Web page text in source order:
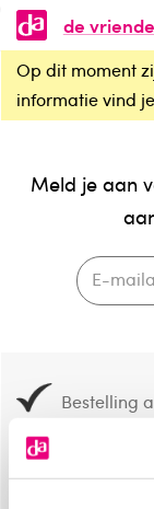
de
Op dit moment
informatie vind je
Meld je aan
Bestelling